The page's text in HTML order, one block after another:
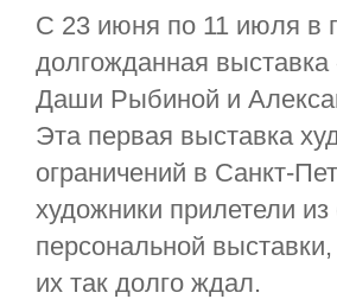
С 23 июня по 11 июля в
долгожданная выставка
Даши Рыбиной и
Эта первая выставка
ограничений в Санкт-
художники прилетели
персональной
их так долго ждал.